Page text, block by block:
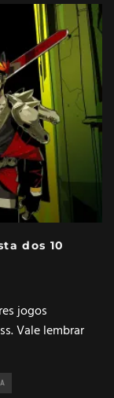
dos 10
jogos
Vale lembrar